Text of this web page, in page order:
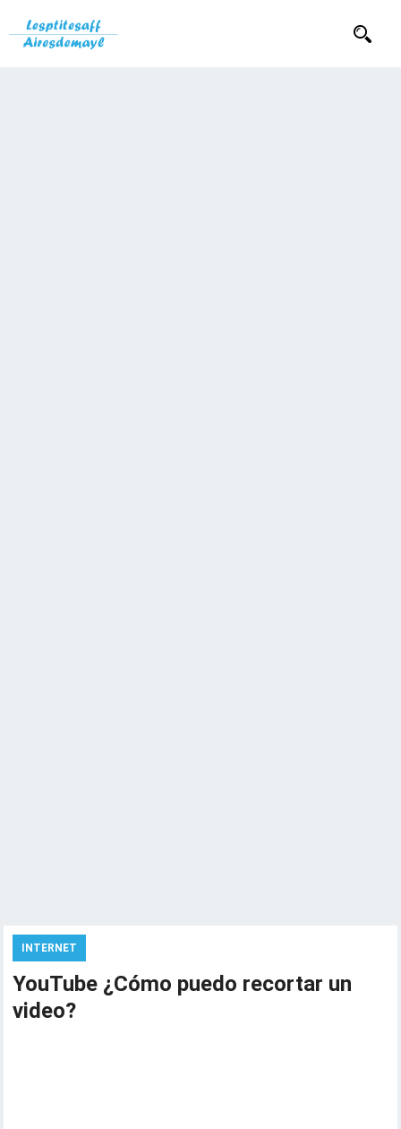
INTERNET
YouTube ¿Cómo puedo recortar un
video?